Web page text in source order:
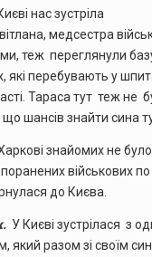
нас зустріла
медсестра
теж переглянули
які перебувають у
Тараса тут теж не
шансів знайти сина
знайомих не
військових по
до Києва.
У Києві зустрілася з
який разом зі своїм